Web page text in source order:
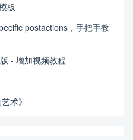
板
postactions，手把手教
- 增加视频教程
术》